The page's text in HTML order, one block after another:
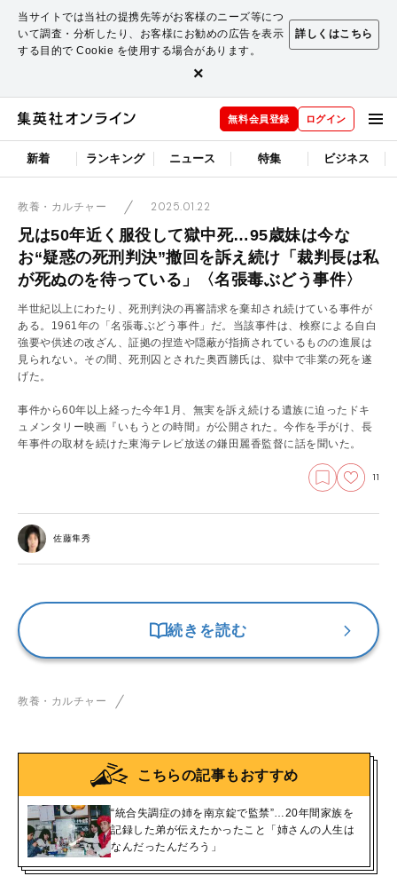
当サイトでは当社の提携先等がお客様のニーズ等につ
いて調査・分析したり、お客様にお勧めの広告を表示
する目的で Cookie を使用する場合があります。
詳しくはこちら
×
無料会員登録 ログイン
新着 ランキング ニュース 特集 ビジネス
教養・カルチャー 2025.01.22
兄は50年近く服役して獄中死…95歳妹は今な
お“疑惑の死刑判決”撤回を訴え続け「裁判長は私
が死ぬのを待っている」〈名張毒ぶどう事件〉
半世紀以上にわたり、死刑判決の再審請求を棄却され続けている事件が
ある。1961年の「名張毒ぶどう事件」だ。当該事件は、検察による自白
強要や供述の改ざん、証拠の捏造や隠蔽が指摘されているものの進展は
見られない。その間、死刑囚とされた奥西勝氏は、獄中で非業の死を遂
げた。
事件から60年以上経った今年1月、無実を訴え続ける遺族に迫ったドキ
ュメンタリー映画『いもうとの時間』が公開された。今作を手がけ、長
年事件の取材を続けた東海テレビ放送の鎌田麗香監督に話を聞いた。
11
佐藤隼秀
続きを読む
教養・カルチャー
こちらの記事もおすすめ
“統合失調症の姉を南京錠で監禁”…20年間家族を
記録した弟が伝えたかったこと「姉さんの人生は
なんだったんだろう」